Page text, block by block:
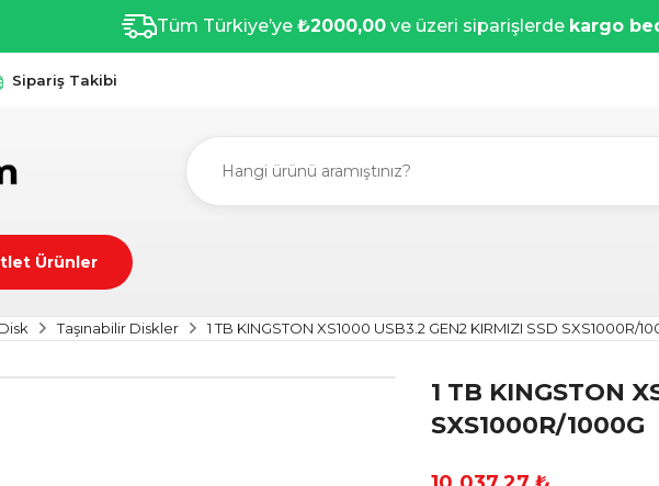
Tüm Türkiye’ye ₺2000,00 ve üzeri siparişlerde kargo
Sipariş Takibi
Ürünler
Taşınabilir Diskler 1 TB KINGSTON XS1000 USB3.2 GEN2 KIRMIZI SSD SXS1000R/
1 TB KINGSTON
SXS1000R/1000G